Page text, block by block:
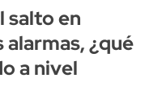
salto en
¿qué
a nivel